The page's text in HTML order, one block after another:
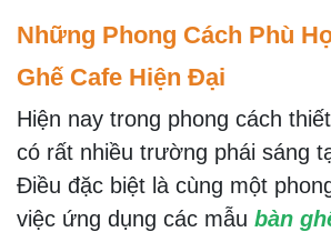
Những Phong Cách Phù
Ghế Cafe Hiện Đại
Hiện nay trong phong cách
có rất nhiều trường phái sáng
Điều đặc biệt là cùng một
việc ứng dụng các mẫu bàn